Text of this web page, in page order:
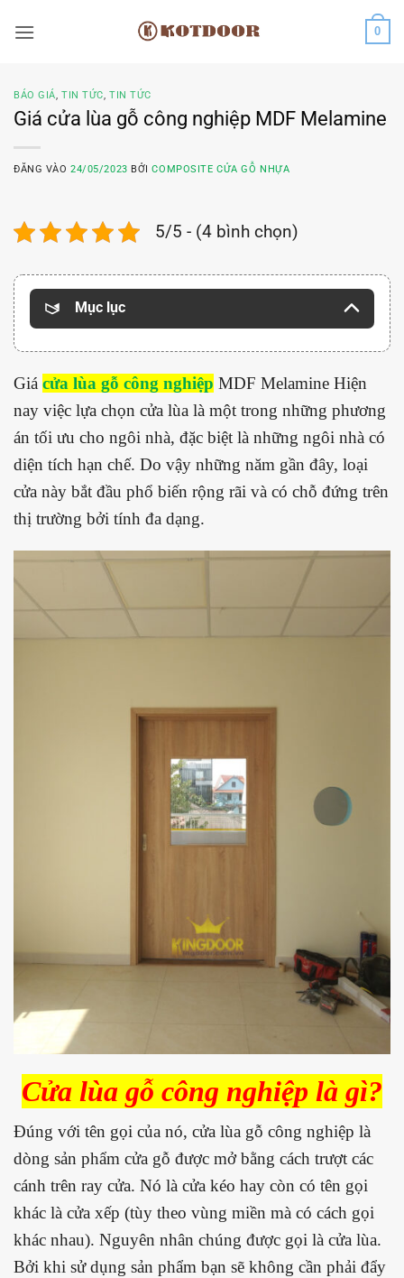
qua
0
BÁO GIÁ,TIN TỨC,TIN TỨC
Giá cửa lùa gỗ công nghiệp MDF Melamine
ĐĂNG VÀO24/05/2023 BỞICOMPOSITE CỬA GỖ NHỰA
5/5 - (4 bình chọn)
Mục lục
Giá cửa lùa gỗ công nghiệp MDF Melamine Hiện
nay việc lựa chọn cửa lùa là một trong những phương
án tối ưu cho ngôi nhà, đặc biệt là những ngôi nhà có
diện tích hạn chế. Do vậy những năm gần đây, loại
cửa này bắt đầu phổ biến rộng rãi và có chỗ đứng trên
thị trường bởi tính đa dạng.
Cửa lùa gỗ công nghiệp là gì?
Đúng với tên gọi của nó, cửa lùa gỗ công nghiệp là
dòng sản phẩm cửa gỗ được mở bằng cách trượt các
cánh trên ray cửa. Nó là cửa kéo hay còn có tên gọi
khác là cửa xếp (tùy theo vùng miền mà có cách gọi
khác nhau). Nguyên nhân chúng được gọi là cửa lùa.
Bởi khi sử dụng sản phẩm bạn sẽ không cần phải đẩy